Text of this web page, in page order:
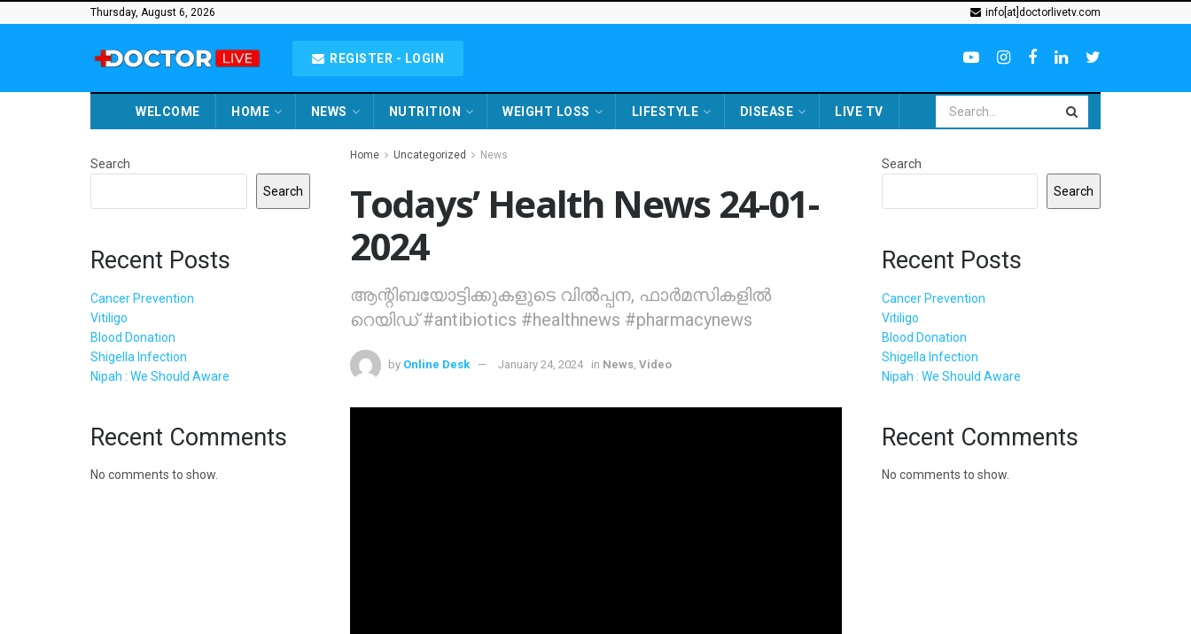
Thursday, August 6, 2026 info[at]doctorlivetv.com
REGISTER - LOGIN
WELCOME HOME NEWS NUTRITION WEIGHT LOSS LIFESTYLE DISEASE LIVE TV
Home Uncategorized News
Todays’ Health News 24-01-
2024
ആന്റിബയോട്ടിക്കുകളുടെ വില്‍പ്പന, ഫാര്‍മസികളില്‍
റെയിഡ് #antibiotics #healthnews #pharmacynews
by Online Desk January 24, 2024 in News, Video
Search
Search
Recent Posts
Cancer Prevention
Vitiligo
Blood Donation
Shigella Infection
Nipah : We Should Aware
Recent Comments
No comments to show.
Search
Search
Recent Posts
Cancer Prevention
Vitiligo
Blood Donation
Shigella Infection
Nipah : We Should Aware
Recent Comments
No comments to show.